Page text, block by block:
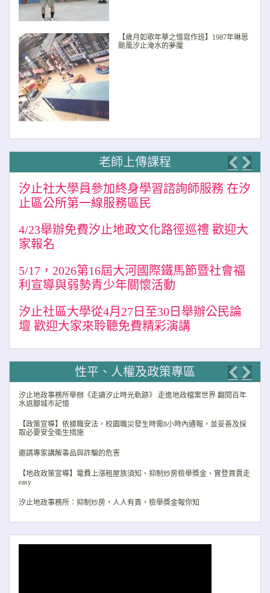
【歲月如歌年華之憶寫作班】1987年琳恩
颱風汐止淹水的夢魘
老師上傳課程
汐止社大學員參加終身學習諮詢師服務 在汐
止區公所第一線服務區民
4/23舉辦免費汐止地政文化路徑巡禮 歡迎大
家報名
5/17，2026第16屆大河國際鐵馬節暨社會福
利宣導與弱勢青少年關懷活動
汐止社區大學從4月27日至30日舉辦公民論
壇 歡迎大家來聆聽免費精彩演講
性平、人權及政策專區
汐止地政事務所舉辦《走讀汐止時光軌跡》 走進地政檔案世界 翻閱百年
水返腳城市記憶
【政策宣導】依據職安法，校園職災發生時需8小時內通報，並妥善及採
取必要安全衛生措施
邀請專家講解毒品與詐騙的危害
【地政政策宣導】電費上漲租屋族須知、抑制炒房檢舉獎金、實登買賣走
easy
汐止地政事務所：抑制炒房，人人有責，檢舉獎金報你知